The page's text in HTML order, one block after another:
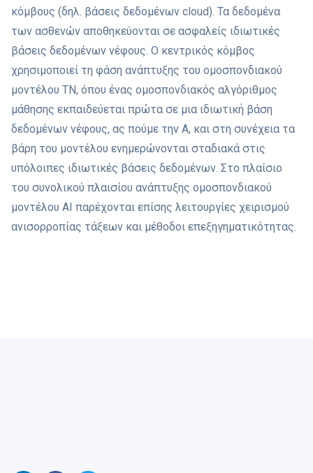
κόμβους (δηλ. βάσεις δεδομένων cloud). Τα δεδομένα
των ασθενών αποθηκεύονται σε ασφαλείς ιδιωτικές
βάσεις δεδομένων νέφους. Ο κεντρικός κόμβος
χρησιμοποιεί τη φάση ανάπτυξης του ομοσπονδιακού
μοντέλου ΤΝ, όπου ένας ομοσπονδιακός αλγόριθμος
μάθησης εκπαιδεύεται πρώτα σε μια ιδιωτική βάση
δεδομένων νέφους, ας πούμε την Α, και στη συνέχεια τα
βάρη του μοντέλου ενημερώνονται σταδιακά στις
υπόλοιπες ιδιωτικές βάσεις δεδομένων. Στο πλαίσιο
του συνολικού πλαισίου ανάπτυξης ομοσπονδιακού
μοντέλου ΑΙ παρέχονται επίσης λειτουργίες χειρισμού
ανισορροπίας τάξεων και μέθοδοι επεξηγηματικότητας.